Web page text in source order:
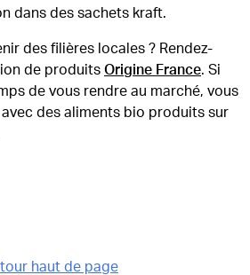
haut de page
dans des sachets kraft.
des filières locales ? Rendez-
de produits Origine France. Si
de vous rendre au marché, vous
des aliments bio produits sur